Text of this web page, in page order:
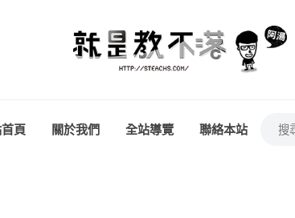
頁 關於我們 全站導覽 聯絡本站